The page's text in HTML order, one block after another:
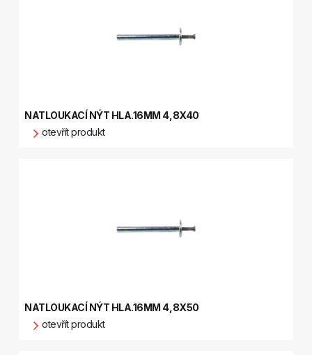
NATLOUKACÍ NÝT HLA.16MM 4,8X40
otevřít produkt
NATLOUKACÍ NÝT HLA.16MM 4,8X50
otevřít produkt